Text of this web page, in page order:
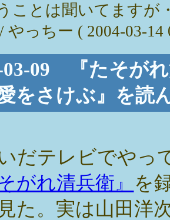
ことは聞いてますが
やっちー ( 2004-03-14
03-09 『たそが
をさけぶ』を読
だテレビでやっ
がれ清兵衛』 を
た。実は山田洋